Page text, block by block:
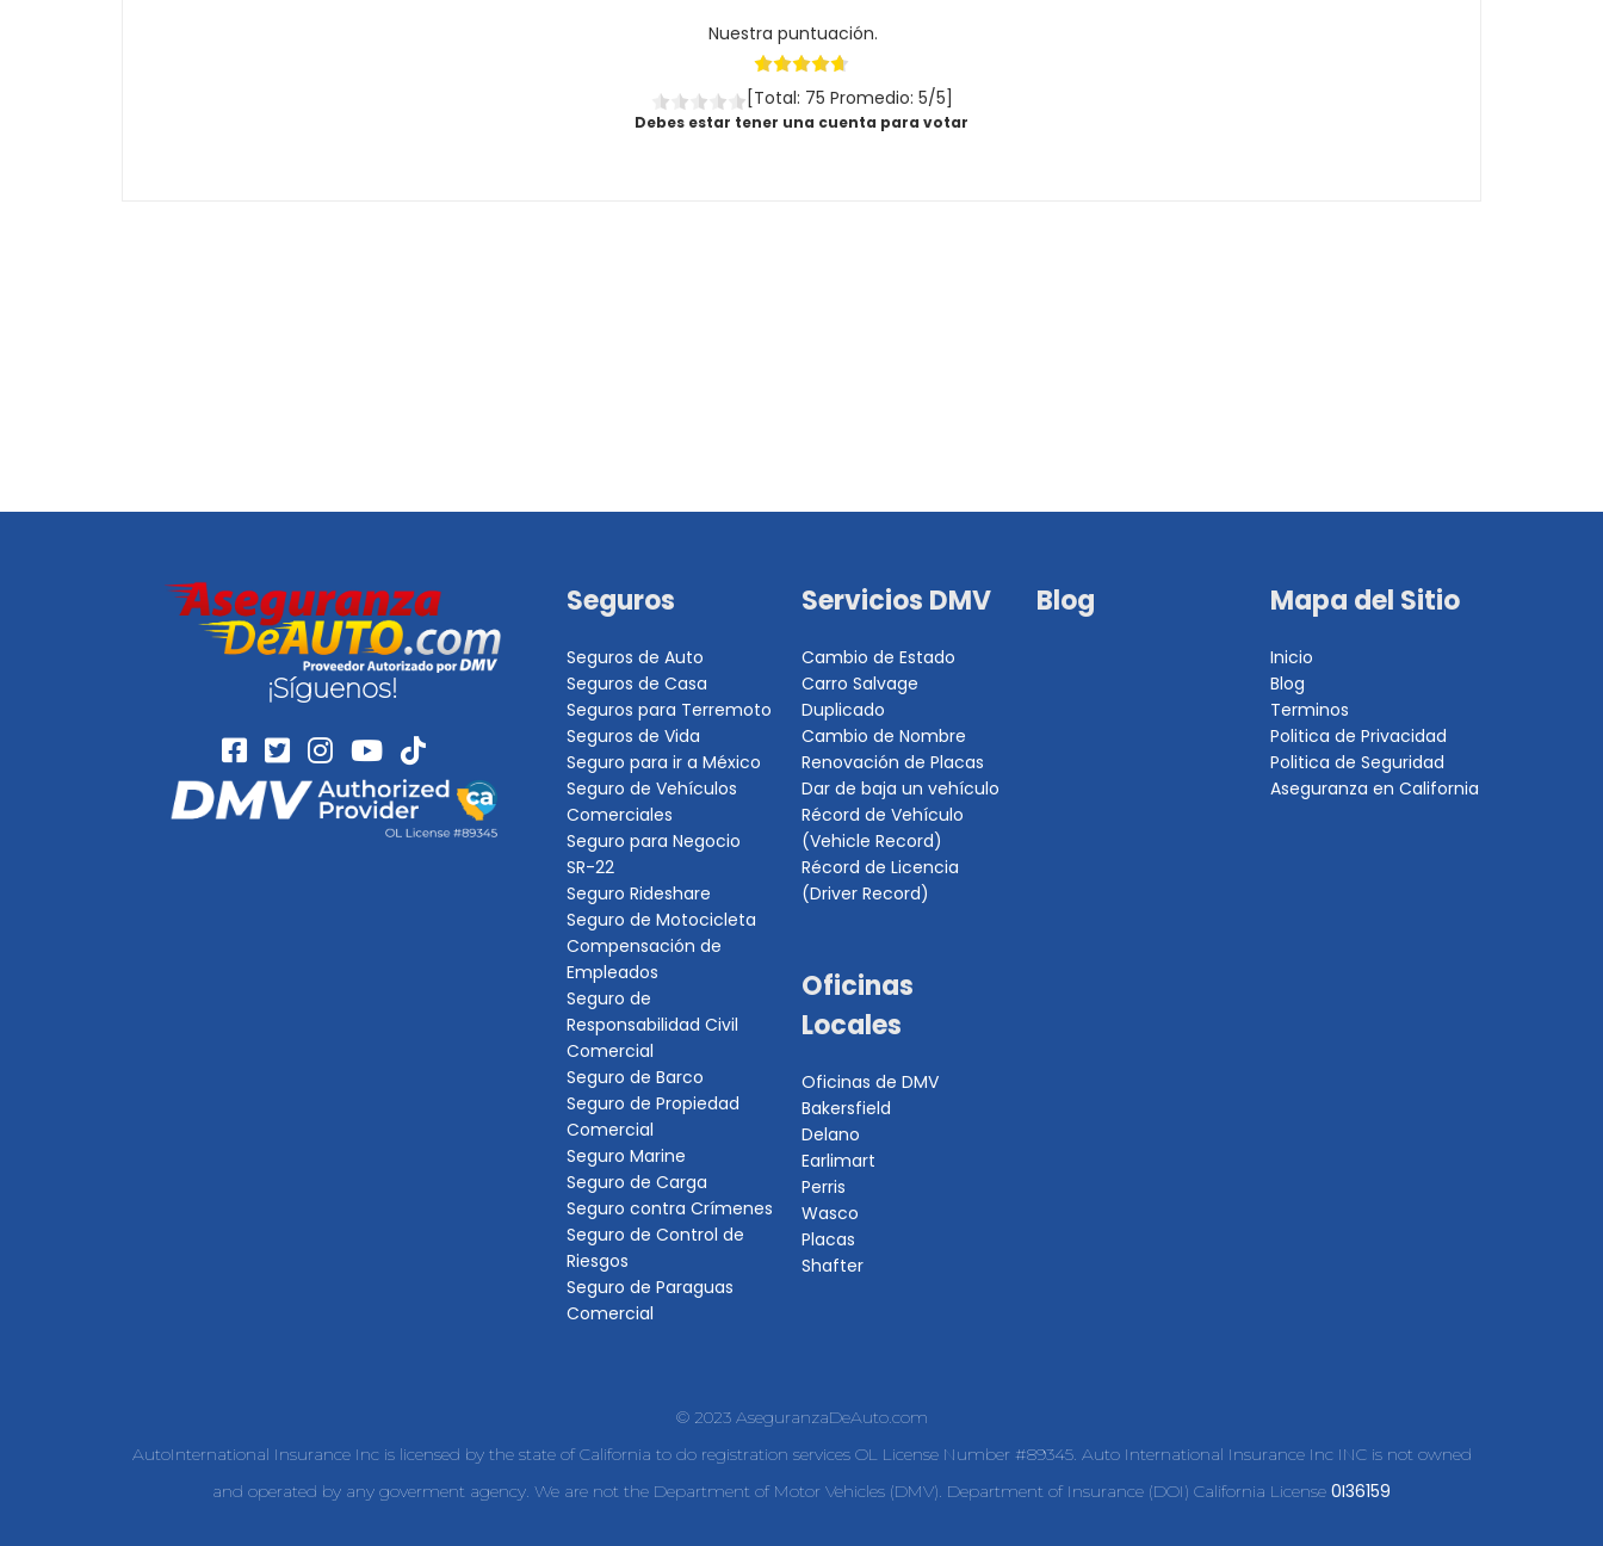
Nuestra puntuación.
[Total: 75 Promedio: 5/5]
Debes estar tener una cuenta para votar
¡Síguenos!
Seguros
Seguros de Auto
Seguros de Casa
Seguros para Terremoto
Seguros de Vida
Seguro para ir a México
Seguro de Vehículos
Comerciales
Seguro para Negocio
SR-22
Seguro Rideshare
Seguro de Motocicleta
Compensación de
Empleados
Seguro de
Responsabilidad Civil
Comercial
Seguro de Barco
Seguro de Propiedad
Comercial
Seguro Marine
Seguro de Carga
Seguro contra Crímenes
Seguro de Control de
Riesgos
Seguro de Paraguas
Comercial
Servicios DMV
Cambio de Estado
Carro Salvage
Duplicado
Cambio de Nombre
Renovación de Placas
Dar de baja un vehículo
Récord de Vehículo
(Vehicle Record)
Récord de Licencia
(Driver Record)
Oficinas
Locales
Oficinas de DMV
Bakersfield
Delano
Earlimart
Perris
Wasco
Placas
Shafter
Blog Mapa del Sitio
Inicio
Blog
Terminos
Politica de Privacidad
Politica de Seguridad
Aseguranza en California
© 2023 AseguranzaDeAuto.com
AutoInternational Insurance Inc is licensed by the state of California to do registration services OL License Number #89345. Auto International Insurance Inc INC is not owned
and operated by any goverment agency. We are not the Department of Motor Vehicles (DMV). Department of Insurance (DOI) California License 0I36159